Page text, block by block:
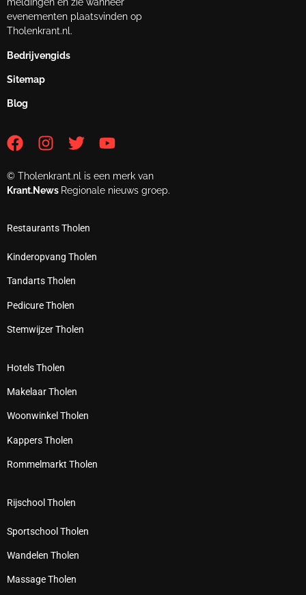
evenementen plaatsvinden op
Tholenkrant.nl.
Bedrijvengids
Sitemap
Blog
© Tholenkrant.nl is een merk van
Krant.News Regionale nieuws groep.
Restaurants Tholen
Kinderopvang Tholen
Tandarts Tholen
Pedicure Tholen
Stemwijzer Tholen
Hotels Tholen
Makelaar Tholen
Woonwinkel Tholen
Kappers Tholen
Rommelmarkt Tholen
Rijschool Tholen
Sportschool Tholen
Wandelen Tholen
Massage Tholen